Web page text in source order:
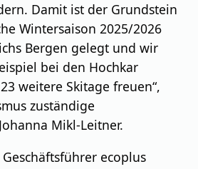
Damit ist der Grundstein
Wintersaison 2025/2026
Bergen gelegt und wir
bei den Hochkar
weitere Skitage freuen“,
zuständige
Mikl-Leitner.
ecoplus